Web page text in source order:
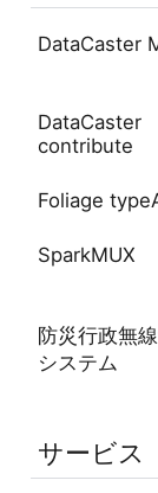
DataCaster
DataCaster
contribute
Foliage
SparkMUX
防災行政無
システム
サービス